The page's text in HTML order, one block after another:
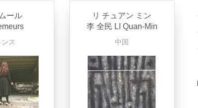
ール
ス
リ チュアン ミン
李 全民 LI Quan-Min
中国